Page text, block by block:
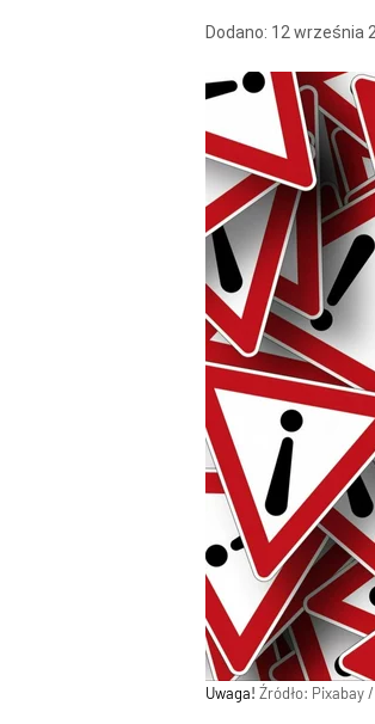
Dodano: 12 września
Uwaga! Źródło: Pixabay/